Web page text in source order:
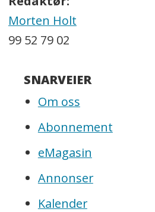
Morten Holt
99 52 79 02
SNARVEIER
Om oss
Abonnement
eMagasin
Annonser
Kalender